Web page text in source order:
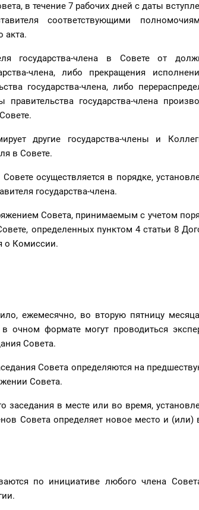
в течение 7 рабочих дней с даты
соответствующими
акта.
государства-члена в Совете от
члена, либо прекращения
государства-члена, либо
государства-члена
другие государства-члены и
в Совете.
осуществляется в порядке,
государства-члена.
Совета, принимаемым с учетом
определенных пунктом 4 статьи 8
о Комиссии.
ежемесячно, во вторую пятницу
очном формате могут проводиться
Совета.
Совета определяются на
Совета.
заседания в месте или во время,
Совета определяет новое место и (или)
по инициативе любого члена